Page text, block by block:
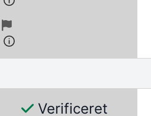
Verificeret